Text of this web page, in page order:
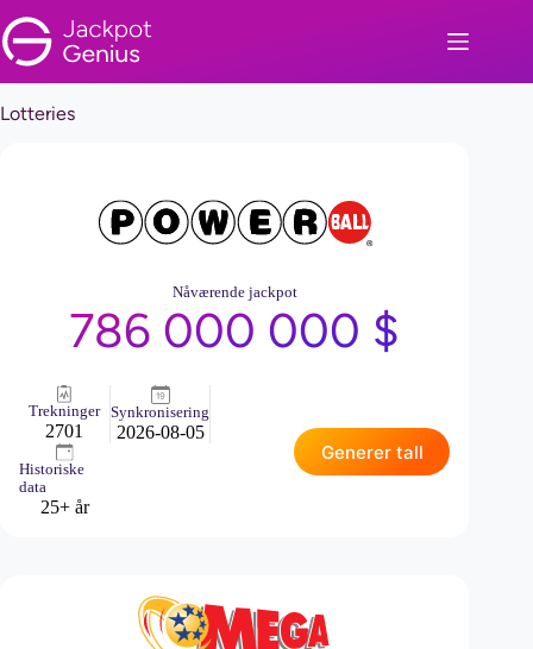
til
innholdet
Lotteries
Nåværende jackpot
786 000 000 $
Trekninger
2701
Synkronisering
2026-08-05
Historiske
data
25+ år
Generer tall